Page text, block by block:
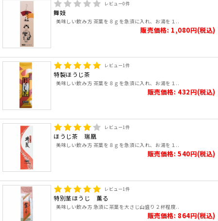
レビュー0件
舞妓
美味しい飲み方 茶葉を８ｇを急須に入れ、お湯を１..
販売価格: 1,080円(税込)
レビュー1件
特製ほうじ茶
美味しい飲み方 茶葉を８ｇを急須に入れ、お湯を１..
販売価格: 432円(税込)
レビュー1件
ほうじ茶 瑞凰
美味しい飲み方 茶葉を８ｇを急須に入れ、お湯を１..
販売価格: 540円(税込)
レビュー1件
特別茎ほうじ 薫る
美味しい飲み方 急須に茶葉を大さじ山盛り２杯程度..
販売価格: 864円(税込)